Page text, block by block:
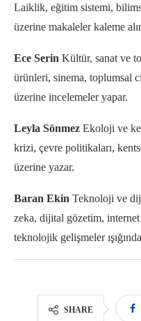
Laiklik, eğitim sistemi,
üzerine makaleler kaleme
Ece Serin Kültür, sanat ve
ürünleri, sinema, toplumsal
üzerine incelemeler yapar.
Leyla Sönmez Ekoloji ve
krizi, çevre politikaları,
üzerine yazar.
Baran Ekin Teknoloji ve
zeka, dijital gözetim,
teknolojik gelişmeler
SHARE